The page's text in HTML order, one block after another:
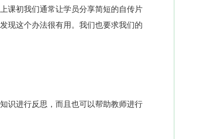
课初我们通常让学员分享简短的自传片
现这个办法很有用。我们也要求我们的
进行反思，而且也可以帮助教师进行